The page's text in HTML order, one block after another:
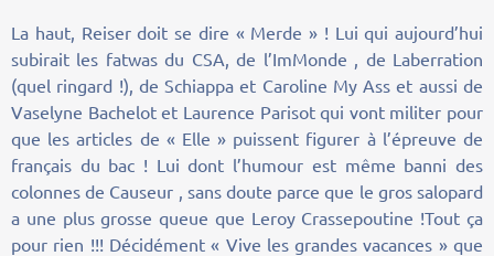
La haut, Reiser doit se dire « Merde » ! Lui qui aujourd’hui
subirait les fatwas du CSA, de l’ImMonde , de Laberration
(quel ringard !), de Schiappa et Caroline My Ass et aussi de
Vaselyne Bachelot et Laurence Parisot qui vont militer pour
que les articles de « Elle » puissent figurer à l’épreuve de
français du bac ! Lui dont l’humour est même banni des
colonnes de Causeur , sans doute parce que le gros salopard
a une plus grosse queue que Leroy Crassepoutine !Tout ça
pour rien !!! Décidément « Vive les grandes vacances » que